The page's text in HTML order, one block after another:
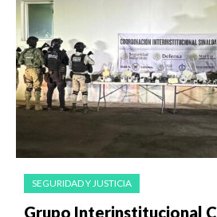
SEGURIDAD Y JUSTICIA
Grupo Interinstitucional